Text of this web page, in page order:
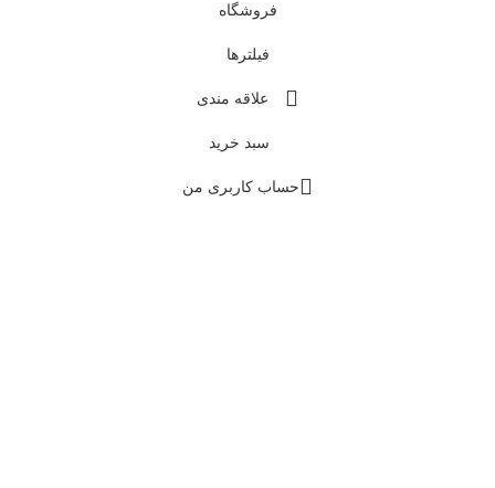
فروشگاه
فیلترها
علاقه مندی
سبد خرید
حساب کاربری من